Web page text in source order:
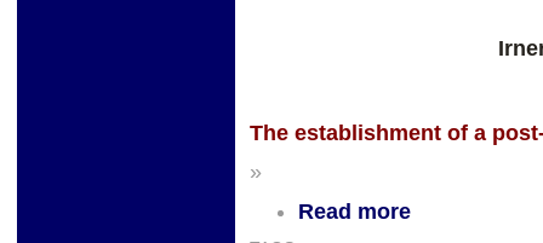
The establishment of a
»
Read more